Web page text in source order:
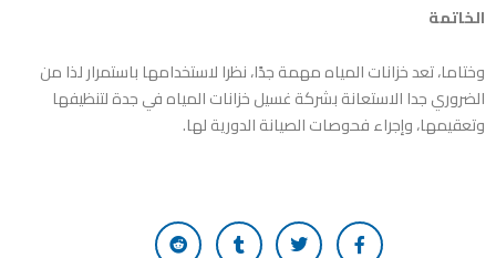
الخاتمة
وختاما، تعد خزانات المياه مهمة جدًا، نظرا لاستخدامها باستمرار لذا من
الضروري جدا الاستعانة بشركةغسيل خزانات المياه في جدةلتنظيفها
وتعقيمها، وإجراء فحوصات الصيانة الدورية لها.